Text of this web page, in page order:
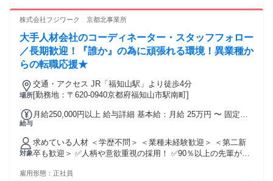
株式会社フジワーク 京都北事業所
大手人材会社のコーディネーター・スタッフフォロー
／長期歓迎！『誰か』の為に頑張れる環境！異業種か
らの転職応援★
場所
交通・アクセス JR「福知山駅」より徒歩4分
[勤務地：〒620-0940京都府福知山市駅南町]
給与
月給250,000円以上 給与詳細 基本給：月給 25万円 〜 固定残
勤・家族手当金額：なし 全員に一律で支払われるその他手当
金額：なし
対象
求めている人材 ＜学歴不問＞ ＜業種未経験歓迎＞ ＜第二新
卒も歓迎＞ ✅人柄や意欲重視の採用！ ✅90％以上の先輩が異
安定して働きたい方 ・人と話すことが好きな方 ・人の話を聞
雇用形態： 正社員